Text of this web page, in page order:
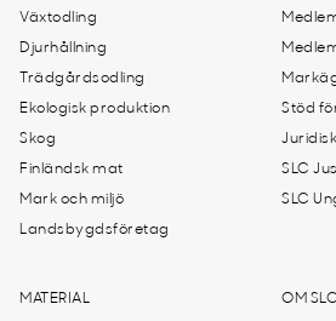
Växtodling
Djurhållning
Trädgårdsodling
Ekologisk produktion
Skog
Finländsk mat
Mark och miljö
Landsbygdsföretag
Stöd
SLC
SLC
MATERIAL OM SLC